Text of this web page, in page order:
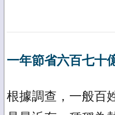
一年節省六百七十
根據調查，一般百